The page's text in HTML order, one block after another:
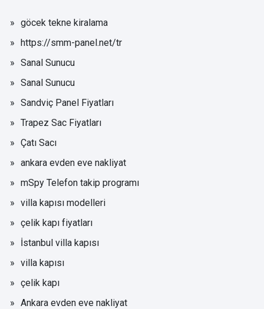
göcek tekne kiralama
https://smm-panel.net/tr
Sanal Sunucu
Sanal Sunucu
Sandviç Panel Fiyatları
Trapez Sac Fiyatları
Çatı Sacı
ankara evden eve nakliyat
mSpy Telefon takip programı
villa kapısı modelleri
çelik kapı fiyatları
İstanbul villa kapısı
villa kapısı
çelik kapı
Ankara evden eve nakliyat